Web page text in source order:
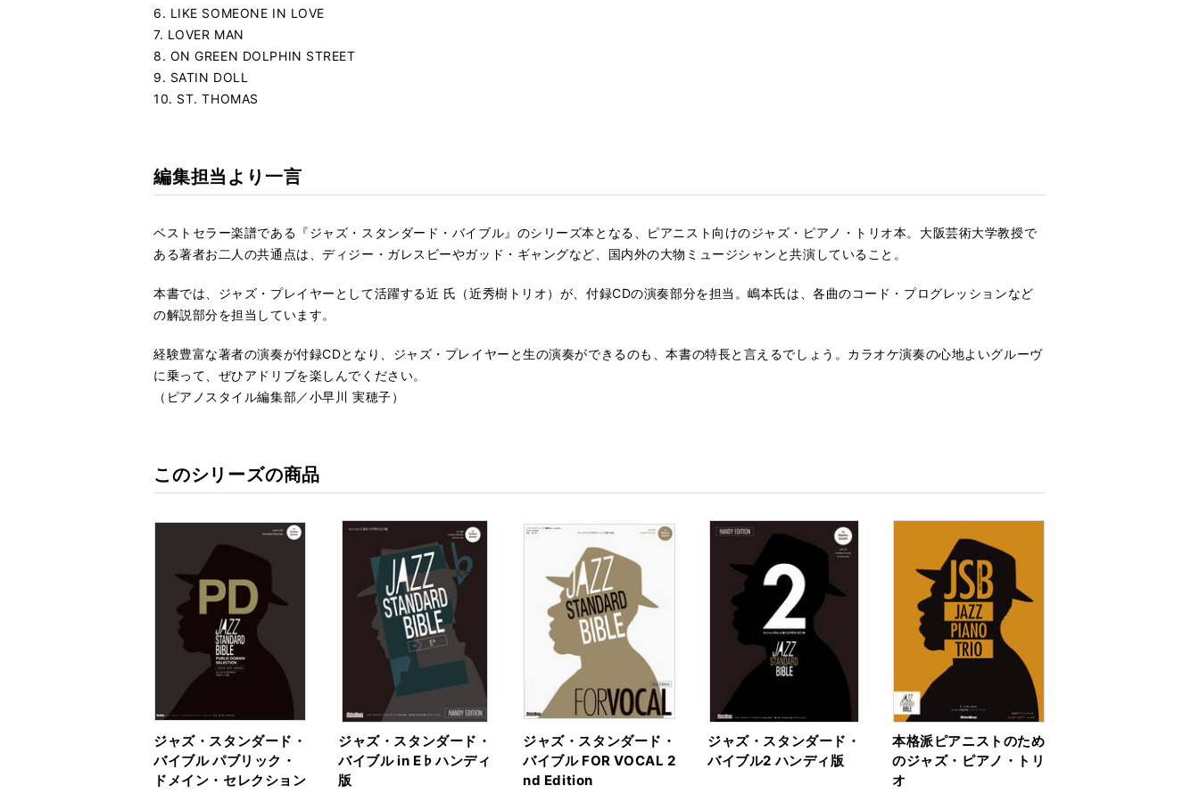
6. LIKE SOMEONE IN LOVE
7. LOVER MAN
8. ON GREEN DOLPHIN STREET
9. SATIN DOLL
10. ST. THOMAS
編集担当より一言
ベストセラー楽譜である『ジャズ・スタンダード・バイブル』のシリーズ本となる、ピアニスト向けのジャズ・ピアノ・トリオ本。大阪芸術大学教授で
ある著者お二人の共通点は、ディジー・ガレスビーやガッド・ギャングなど、国内外の大物ミュージシャンと共演していること。
本書では、ジャズ・プレイヤーとして活躍する近 氏（近秀樹トリオ）が、付録CDの演奏部分を担当。嶋本氏は、各曲のコード・プログレッションなど
の解説部分を担当しています。
経験豊富な著者の演奏が付録CDとなり、ジャズ・プレイヤーと生の演奏ができるのも、本書の特長と言えるでしょう。カラオケ演奏の心地よいグルーヴ
に乗って、ぜひアドリブを楽しんでください。
（ピアノスタイル編集部／小早川 実穂子）
このシリーズの商品
ジャズ・スタンダード・
バイブル パブリック・
ドメイン・セレクション
ジャズ・スタンダード・
バイブル in E♭ハンディ
版
ジャズ・スタンダード・
バイブル FOR VOCAL 2
nd Edition
ジャズ・スタンダード・
バイブル2 ハンディ版
本格派ピアニストのため
のジャズ・ピアノ・トリ
オ